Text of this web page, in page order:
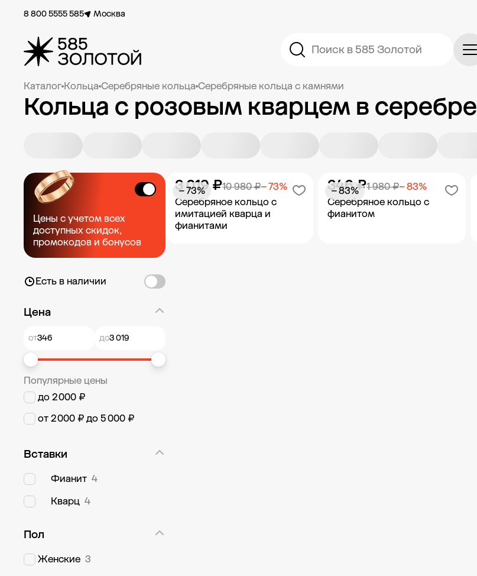
8 800 5555 585 Москва
Поиск в 585 Золотой
Каталог Кольца Серебряные кольца Серебряные кольца с камнями
Кольца с розовым кварцем в серебре
Цены с учетом всех
доступных скидок,
промокодов и бонусов
Есть в наличии
Цена
от до
Популярные цены
до 2 000 ₽
от 2 000 ₽ до 5 000 ₽
Вставки
Фианит 4
Кварц 4
Пол
Женские 3
Серебряное кольцо с
имитацией кварца и
фианитами
10 980 ₽− 73%
3 019 ₽
− 73%
Серебряное кольцо с
фианитом
1 980 ₽− 83%
346 ₽
− 83%